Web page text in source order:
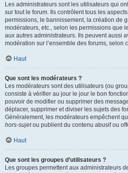
Les administrateurs sont les utilisateurs qui
sur tout le forum. Ils contrôlent tous les
permissions, le bannissement, la création de
modérateurs, etc., selon les permissions que
aux autres administrateurs. Ils peuvent aussi
modération sur l’ensemble des forums, selon
Haut
Que sont les modérateurs ?
Les modérateurs sont des utilisateurs (ou
consiste à vérifier au jour le jour le bon
pouvoir de modifier ou supprimer des
déplacer, supprimer et diviser les sujets des
Généralement, les modérateurs empêchent
hors-sujetou publient du contenu abusif ou
Haut
Que sont les groupes d’utilisateurs ?
Les groupes permettent aux administrateurs